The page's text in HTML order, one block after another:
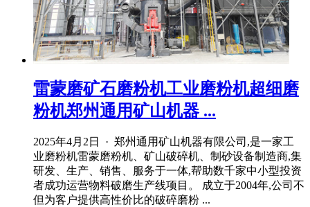
雷蒙磨矿石磨粉机工业磨粉机超细磨
粉机郑州通用矿山机器 ...
2025年4月2日 · 郑州通用矿山机器有限公司,是一家工
业磨粉机雷蒙磨粉机、矿山破碎机、制砂设备制造商,集
研发、生产、销售、服务于一体,帮助数千家中小型投资
者成功运营物料破磨生产线项目。 成立于2004年,公司不
但为客户提供高性价比的破碎磨粉 ...